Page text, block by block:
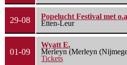
29-08
Popelucht Festival met
Etten-Leur
01-09
Wyatt E.
Merleyn (Merleyn
Tickets